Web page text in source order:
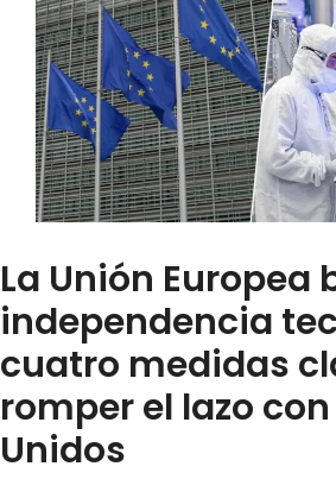
La Unión Europea
independencia
cuatro medidas
romper el lazo
Unidos